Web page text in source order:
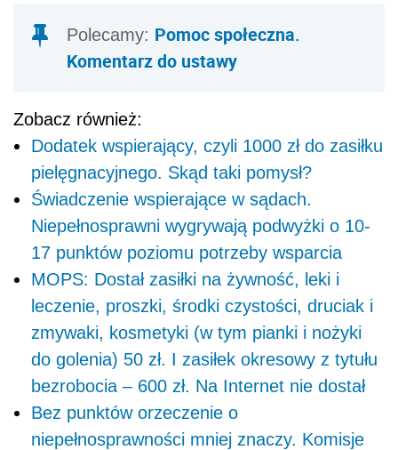
Polecamy: Pomoc społeczna.
Komentarz do ustawy
Zobacz również:
Dodatek wspierający, czyli 1000 zł do zasiłku
pielęgnacyjnego. Skąd taki pomysł?
Świadczenie wspierające w sądach.
Niepełnosprawni wygrywają podwyżki o 10-
17 punktów poziomu potrzeby wsparcia
MOPS: Dostał zasiłki na żywność, leki i
leczenie, proszki, środki czystości, druciak i
zmywaki, kosmetyki (w tym pianki i nożyki
do golenia) 50 zł. I zasiłek okresowy z tytułu
bezrobocia – 600 zł. Na Internet nie dostał
Bez punktów orzeczenie o
niepełnosprawności mniej znaczy. Komisje